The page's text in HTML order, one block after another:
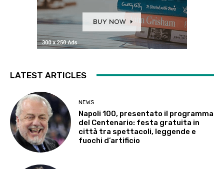
LATEST ARTICLES
NEWS
Napoli 100, presentato il programma
del Centenario: festa gratuita in
città tra spettacoli, leggende e
fuochi d’artificio